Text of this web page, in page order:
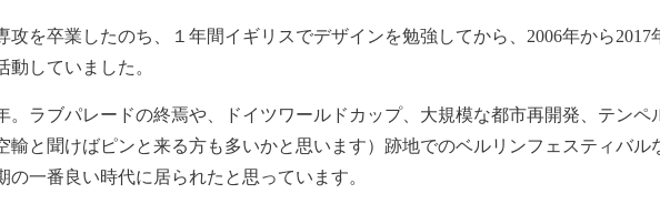
攻を卒業したのち、１年間イギリスでデザインを勉強してから、2006年から2017
動していました。
。ラブパレードの終焉や、ドイツワールドカップ、大規模な都市再開発、テンペ
輸と聞けばピンと来る方も多いかと思います）跡地でのベルリンフェスティバル
一番良い時代に居られたと思っています。